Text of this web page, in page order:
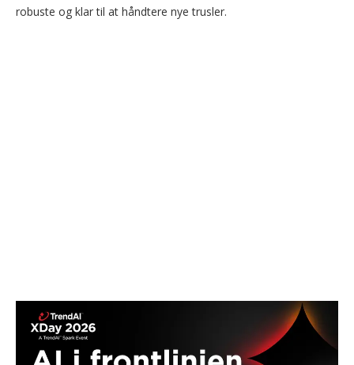
robuste og klar til at håndtere nye trusler.